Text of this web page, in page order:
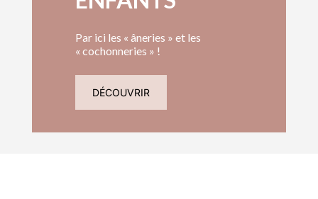
Par ici les « âneries » et les
« cochonneries » !
DÉCOUVRIR